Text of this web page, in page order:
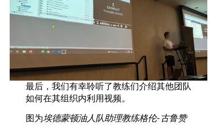
最后，我们有幸聆听了教练们介绍其他团队
如何在其组织内利用视频。
图为埃德蒙顿油人队助理教练格伦-古鲁赞